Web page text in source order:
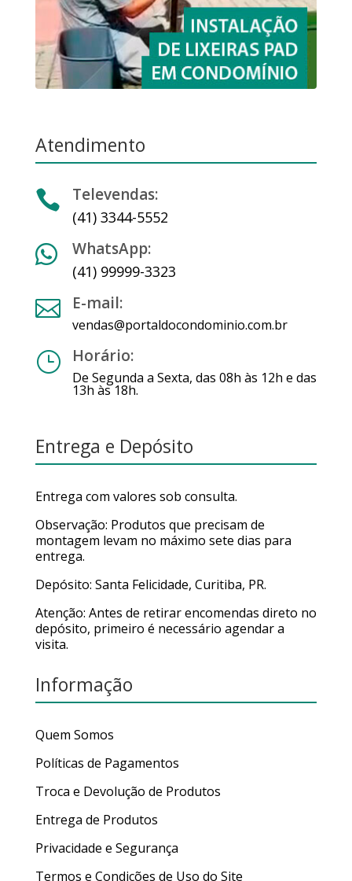
Atendimento
 Televendas:
(41) 3344-5552
 WhatsApp:
(41) 99999-3323
 E-mail:
vendas@portaldocondominio.com.br
} Horário:
De Segunda a Sexta, das 08h às 12h e das
13h às 18h.
Entrega e Depósito
Entrega com valores sob consulta.
Observação: Produtos que precisam de
montagem levam no máximo sete dias para
entrega.
Depósito: Santa Felicidade, Curitiba, PR.
Atenção: Antes de retirar encomendas direto no
depósito, primeiro é necessário agendar a
visita.
Informação
Quem Somos
Políticas de Pagamentos
Troca e Devolução de Produtos
Entrega de Produtos
Privacidade e Segurança
Termos e Condições de Uso do Site